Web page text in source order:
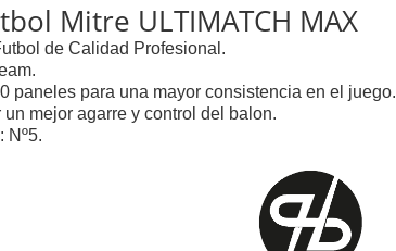
Mitre ULTIMATCH MAX
de Calidad Profesional.
paneles para una mayor consistencia en el juego.
mejor agarre y control del balon.
Nº5.